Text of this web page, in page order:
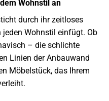
Wohnstil an
durch ihr zeitloses
Wohnstil einfügt. Ob
– die schlichte
Linien der Anbauwand
Möbelstück, das Ihrem